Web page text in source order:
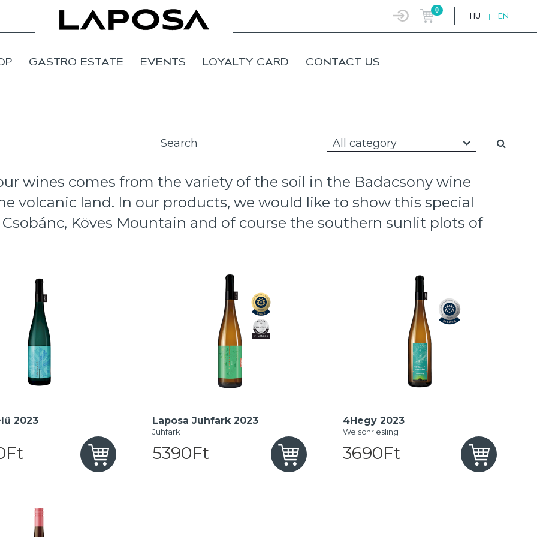
0
HU | EN
GASTRO ESTATE EVENTS LOYALTY CARD CONTACT US
All category
wines comes from the variety of the soil in the Badacsony wine
volcanic land. In our products, we would like to show this special
Köves Mountain and of course the southern sunlit plots of
2023 Laposa Juhfark 2023
Juhfark
5390Ft
4Hegy 2023
Welschriesling
3690Ft